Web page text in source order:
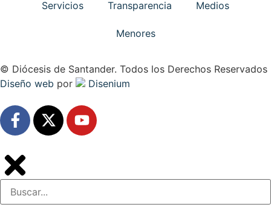
Servicios Transparencia Medios
Menores
© Diócesis de Santander. Todos los Derechos Reservados
Diseño web por Disenium